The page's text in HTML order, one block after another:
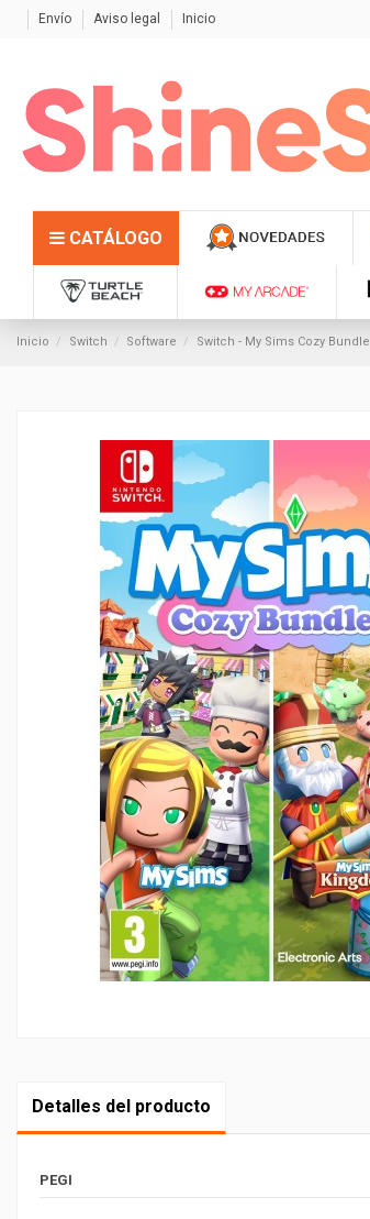
Envío Aviso legal Inicio
CATÁLOGO
Inicio Switch Software Switch - My Sims Cozy Bundle
Detalles del producto
PEGI